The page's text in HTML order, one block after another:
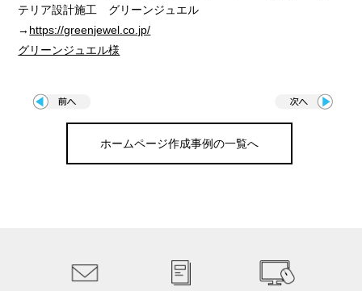
テリア設計施工 グリーンジュエル
→ https://greenjewel.co.jp/
グリーンジュエル様
ホームページ作成事例の一覧へ